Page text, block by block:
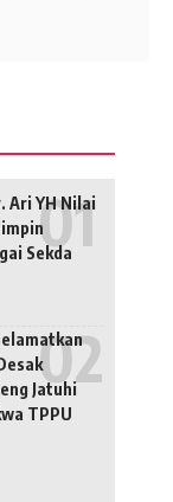
Ari YH Nilai
Sekda
Jatuhi
TPPU